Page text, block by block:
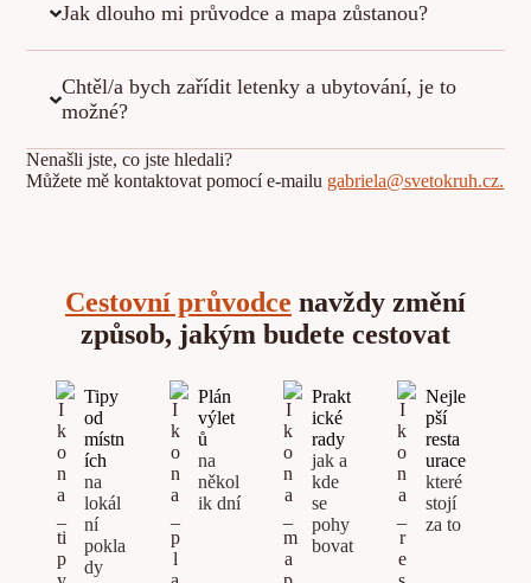
Jak dlouho mi průvodce a mapa zůstanou?
Chtěl/a bych zařídit letenky a ubytování, je to
možné?
Nenašli jste, co jste hledali?
Můžete mě kontaktovat pomocí e-mailu gabriela@svetokruh.cz.
Cestovní průvodce navždy změní
způsob, jakým budete cestovat
Tipy
od
místn
ích
na
lokál
ní
pokla
dy
Plán
výlet
ů
na
někol
ik dní
Prakt
ické
rady
jak a
kde
se
pohy
bovat
Nejle
pší
resta
urace
které
stojí
za to